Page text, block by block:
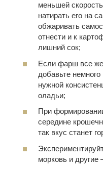
меньшей
натирать его на
обжаривать
отнести и к
лишний сок;
Если фарш все
добавьте
нужной
оладьи;
При
середине
так вкус станет
морковь и